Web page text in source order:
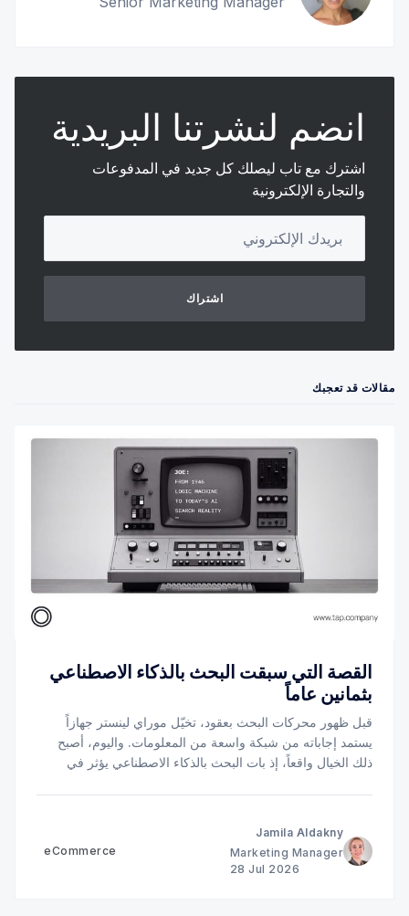
انضم لنشرتنا البريدية
اشترك مع تاب ليصلك كل جديد في المدفوعات
والتجارة الإلكترونية
اشتراك
مقالات قد تعجبك
القصة التي سبقت البحث بالذكاء الاصطناعي
بثمانين عاماً
قبل ظهور محركات البحث بعقود، تخيّل موراي لينستر جهازاً
يستمد إجاباته من شبكة واسعة من المعلومات. واليوم، أصبح
ذلك الخيال واقعاً، إذ بات البحث بالذكاء الاصطناعي يؤثر في
Jamila Aldakny
Marketing Manager
28 Jul 2026
eCommerce